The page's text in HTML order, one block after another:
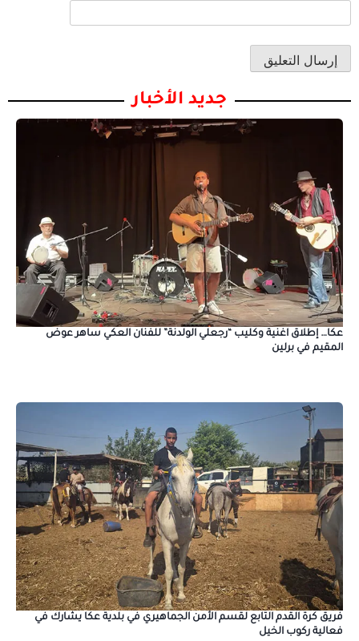
جديد الأخبار
عكا… إطلاق اغنية وكليب “رجعلي الولدنة” للفنان العكي ساهر عوض
المقيم في برلين
فريق كرة القدم التابع لقسم الأمن الجماهيري في بلدية عكا يشارك في
فعالية ركوب الخيل